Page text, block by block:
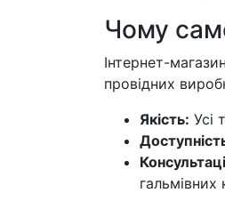
Чому
Інтернет-магазин
провідних
Якість: Усі